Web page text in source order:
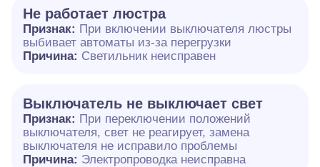
Не работает люстра
Признак: При включении выключателя люстры
выбивает автоматы из-за перегрузки
Причина: Светильник неисправен
Выключатель не выключает свет
Признак: При переключении положений
выключателя, свет не реагирует, замена
выключателя не исправило проблемы
Причина: Электропроводка неисправна